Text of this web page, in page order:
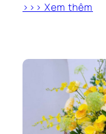
>>> Xem thêm